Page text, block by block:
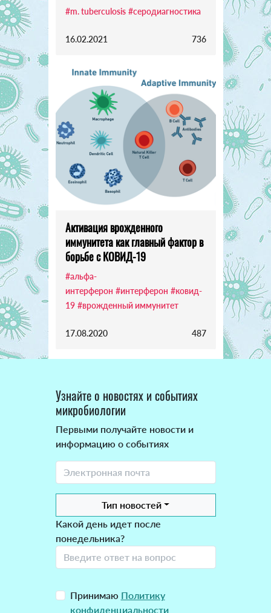
#m. tuberculosis #серодиагностика
16.02.2021 736
Активация врожденного
иммунитета как главный фактор в
борьбе с КОВИД-19
#альфа-
интерферон #интерферон #ковид-
19 #врожденный иммунитет
17.08.2020 487
Узнайте о новостях и событиях
микробиологии
Первыми получайте новости и
информацию о событиях
Тип новостей
Какой день идет после
понедельника?
Принимаю Политику
конфиденциальности